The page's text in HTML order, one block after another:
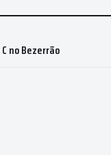
no Bezerrão